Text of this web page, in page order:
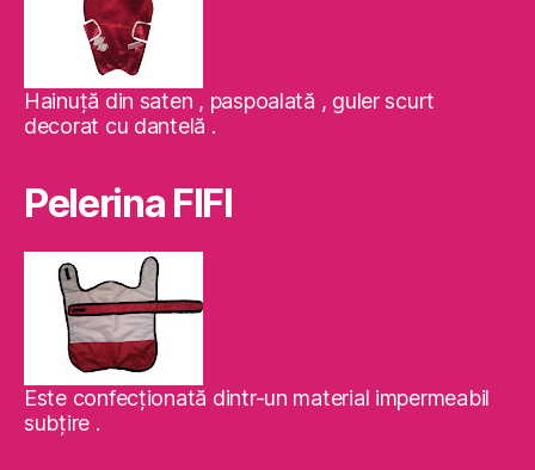
Hainuţă din saten , paspoalată , guler scurt
decorat cu dantelă .
Pelerina FIFI
Este confecţionată dintr-un material impermeabil
subţire .